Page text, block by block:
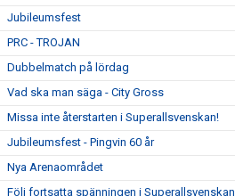
Jubileumsfest
PRC - TROJAN
Dubbelmatch på lördag
Vad ska man säga - City Gross
Missa inte återstarten i Superallsvenskan!
Jubileumsfest - Pingvin 60 år
Nya Arenaområdet
Följ fortsatta spänningen i Superallsvenskan